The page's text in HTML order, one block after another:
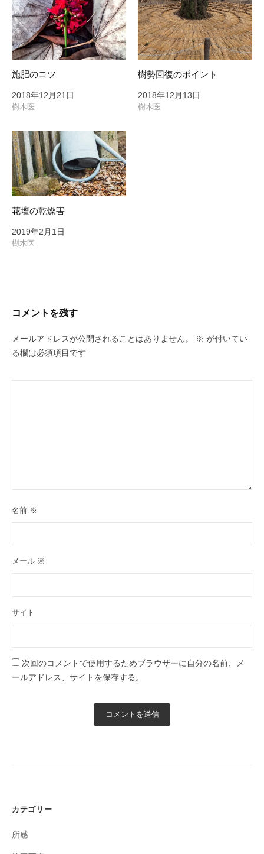
施肥のコツ
2018年12月21日
樹木医
樹勢回復のポイント
2018年12月13日
樹木医
花壇の乾燥害
2019年2月1日
樹木医
コメントを残す
メールアドレスが公開されることはありません。 ※ が付いてい
る欄は必須項目です
名前 ※
メール ※
サイト
次回のコメントで使用するためブラウザーに自分の名前、メ
ールアドレス、サイトを保存する。
カテゴリー
所感